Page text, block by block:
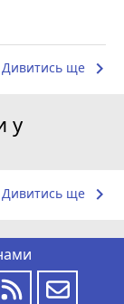
Дивитись ще keyboard_arrow_right
у
Дивитись ще keyboard_arrow_right